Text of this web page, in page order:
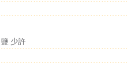
鹽 少許